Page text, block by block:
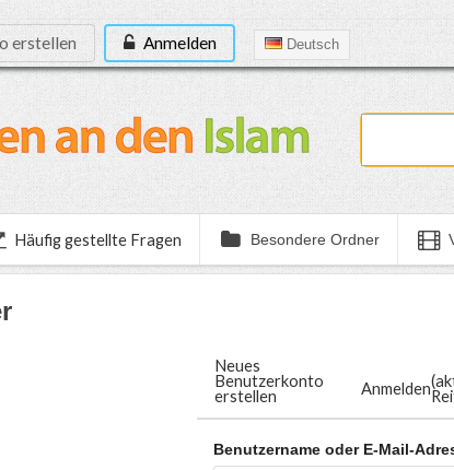
erstellen Anmelden Deutsch
Häufig gestellte Fragen Besondere Ordner
Neues
Benutzerkonto
erstellen Anmelden
Benutzername oder E-Mail-